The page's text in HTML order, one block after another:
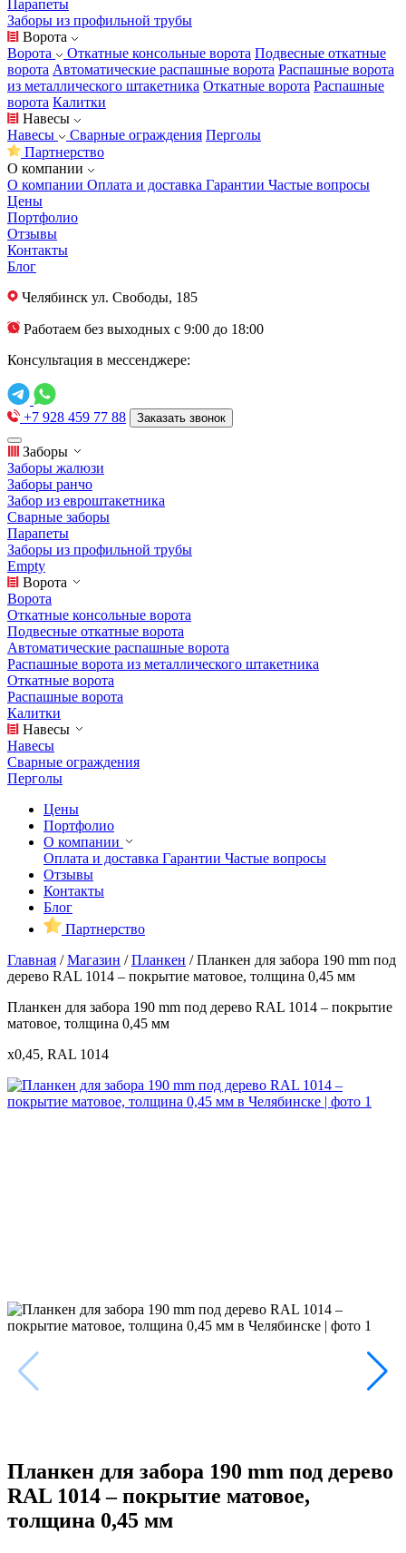
Парапеты
Заборы из профильной трубы
Ворота
Ворота
Откатные консольные ворота Подвесные откатные
ворота Автоматические распашные ворота Распашные ворота
из металлического штакетника Откатные ворота Распашные
ворота Калитки
Навесы
Навесы
Сварные ограждения Перголы
Партнерство
О компании
О компании Оплата и доставка Гарантии Частые вопросы
Цены
Портфолио
Отзывы
Контакты
Блог
Челябинск ул. Свободы, 185
Работаем без выходных с 9:00 до 18:00
Консультация в мессенджере:
+7 928 459 77 88 Заказать звонок
Заборы
Заборы жалюзи
Заборы ранчо
Забор из евроштакетника
Сварные заборы
Парапеты
Заборы из профильной трубы
Empty
Ворота
Ворота
Откатные консольные ворота
Подвесные откатные ворота
Автоматические распашные ворота
Распашные ворота из металлического штакетника
Откатные ворота
Распашные ворота
Калитки
Навесы
Навесы
Сварные ограждения
Перголы
Цены
Портфолио
О компании
Оплата и доставка Гарантии Частые вопросы
Отзывы
Контакты
Блог
Партнерство
Главная /Магазин /Планкен /Планкен для забора 190 mm под
дерево RAL 1014 – покрытие матовое, толщина 0,45 мм
Планкен для забора 190 mm под дерево RAL 1014 – покрытие
матовое, толщина 0,45 мм
x0,45, RAL 1014
Планкен для забора 190 mm под дерево
RAL 1014 – покрытие матовое,
толщина 0,45 мм